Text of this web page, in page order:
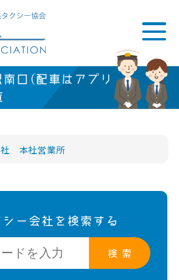
南口(配車はアプリ
社 本社営業所
シー会社を検索する
検 索